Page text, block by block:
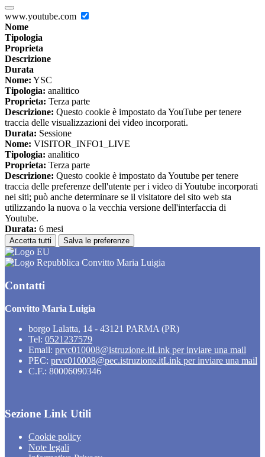
www.youtube.com
Nome
Tipologia
Proprieta
Descrizione
Durata
Nome: YSC
Tipologia: analitico
Proprieta: Terza parte
Descrizione: Questo cookie è impostato da YouTube per tenere
traccia delle visualizzazioni dei video incorporati.
Durata: Sessione
Nome: VISITOR_INFO1_LIVE
Tipologia: analitico
Proprieta: Terza parte
Descrizione: Questo cookie è impostato da Youtube per tenere
traccia delle preferenze dell'utente per i video di Youtube incorporati
nei siti; può anche determinare se il visitatore del sito web sta
utilizzando la nuova o la vecchia versione dell'interfaccia di
Youtube.
Durata: 6 mesi
Accetta tutti Salva le preferenze
Convitto Maria Luigia
Contatti
Convitto Maria Luigia
borgo Lalatta, 14 - 43121 PARMA (PR)
Tel: 0521237579
Email: prvc010008@istruzione.itLink per inviare una mail
PEC: prvc010008@pec.istruzione.itLink per inviare una mail
C.F.: 80006090346
Sezione Link Utili
Cookie policy
Note legali